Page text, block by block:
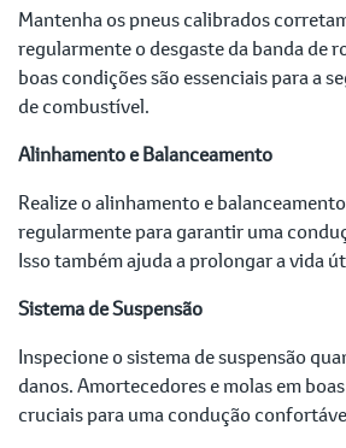
Mantenha os pneus calibrados
regularmente o desgaste da banda de
boas condições são essenciais para a
de combustível.
Alinhamento e Balanceamento
Realize o alinhamento e
regularmente para garantir uma
Isso também ajuda a prolongar a vida
Sistema de Suspensão
Inspecione o sistema de suspensão
danos. Amortecedores e molas em
cruciais para uma condução